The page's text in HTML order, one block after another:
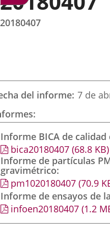
20180407
del informe 7 de
Informe BICA de calidad
bica20180407 (68.8 KB)
Informe de partículas
gravimétrico
pm1020180407 (70.9
Informe de ensayos de
infoen20180407 (1.2